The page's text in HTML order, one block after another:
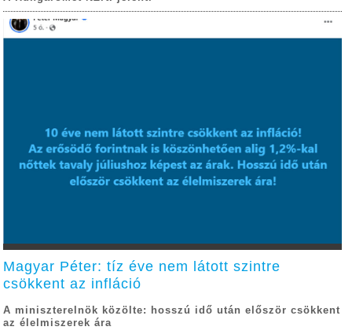
Magyar Péter: tíz éve nem látott szintre
csökkent az infláció
A miniszterelnök közölte: hosszú idő után először csökkent
az élelmiszerek ára